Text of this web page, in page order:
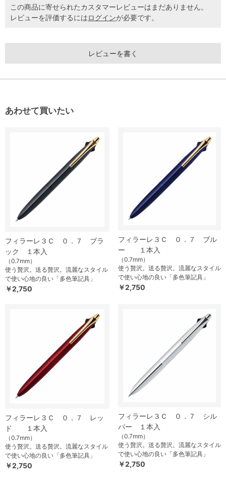
この商品に寄せられたカスタマーレビューはまだありません。
レビューを評価するにはログインが必要です。
レビューを書く
あわせて買いたい
フィラーレ３Ｃ ０．７ ブラ
ック １本入
（0.7mm）
使う贅沢。送る贅沢。流麗なスタイル
で使い心地の良い「多色筆記具」
￥2,750
フィラーレ３Ｃ ０．７ ブル
ー １本入
（0.7mm）
使う贅沢。送る贅沢。流麗なスタイル
で使い心地の良い「多色筆記具」
￥2,750
フィラーレ３Ｃ ０．７ レッ
ド １本入
（0.7mm）
使う贅沢。送る贅沢。流麗なスタイル
で使い心地の良い「多色筆記具」
￥2,750
フィラーレ３Ｃ ０．７ シル
バー １本入
（0.7mm）
使う贅沢。送る贅沢。流麗なスタイル
で使い心地の良い「多色筆記具」
￥2,750